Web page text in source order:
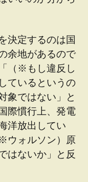
決定するのは国
余地があるので
（※もし違反し
ているというの
象ではない」と
際慣行上、発電
洋放出してい
ウォルソン）原
はないか」と反